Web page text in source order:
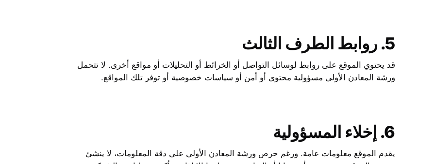
5. روابط الطرف الثالث
قد يحتوي الموقع على روابط لوسائل التواصل أو الخرائط أو التحليلات أو مواقع أخرى. لا تتحمل
ورشة المعادن الأولى مسؤولية محتوى أو أمن أو سياسات خصوصية أو توفر تلك المواقع.
6. إخلاء المسؤولية
يقدم الموقع معلومات عامة. ورغم حرص ورشة المعادن الأولى على دقة المعلومات، لا ينشئ